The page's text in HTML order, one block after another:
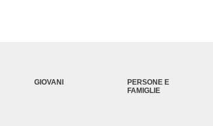
GIOVANI
PERSONE E
FAMIGLIE